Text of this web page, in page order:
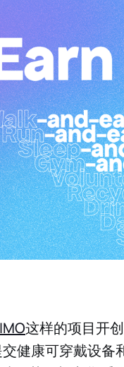
这样的项目开
健康可穿戴设备